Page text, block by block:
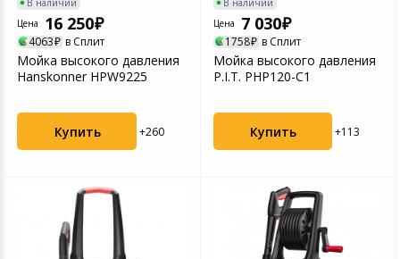
Цена
16 250
4063 в Сплит
Мойка высокого давления
Hanskonner HPW9225
Купить +260
Цена
7 030
1758 в Сплит
Мойка высокого давления
P.I.T. PHP120-C1
Купить +113